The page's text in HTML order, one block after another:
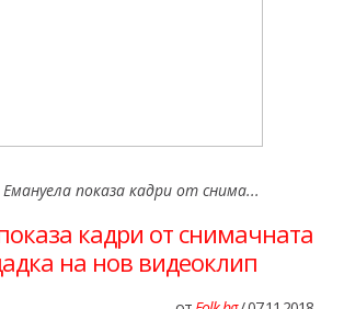
Емануела показа кадри от снима...
кадри от снимачната
на нов видеоклип